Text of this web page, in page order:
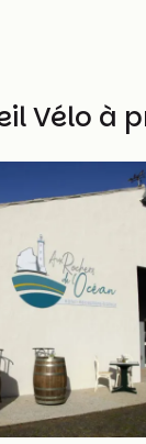
Vélo à